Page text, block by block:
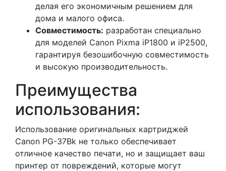
делая его экономичным решением для
дома и малого офиса.
Совместимость: разработан специально
для моделей Canon Pixma iP1800 и iP2500,
гарантируя безошибочную совместимость
и высокую производительность.
Преимущества
использования:
Использование оригинальных картриджей
Canon PG-37Bk не только обеспечивает
отличное качество печати, но и защищает ваш
принтер от повреждений, которые могут